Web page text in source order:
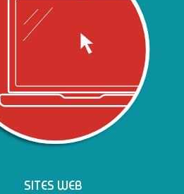
SITES WEB